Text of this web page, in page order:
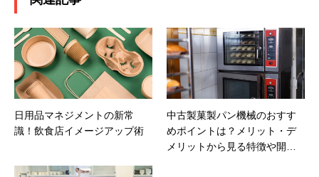
日用品マネジメントの新常
識！飲食店イメージアップ術
中古製菓製パン機械のおすす
めポイントは？メリット・デ
メリットから見る特徴や開業